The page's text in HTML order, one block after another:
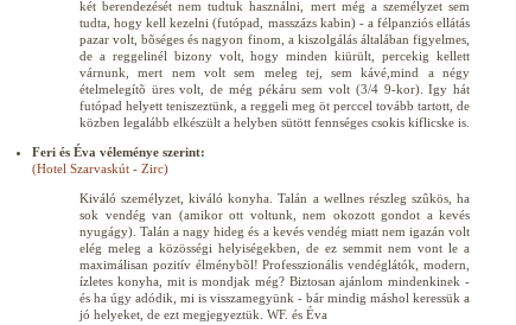
két berendezését nem tudtuk használni, mert még a személyzet sem
tudta, hogy kell kezelni (futópad, masszázs kabin) - a félpanziós ellátás
pazar volt, bõséges és nagyon finom, a kiszolgálás általában figyelmes,
de a reggelinél bizony volt, hogy minden kiürült, percekig kellett
várnunk, mert nem volt sem meleg tej, sem kávé,mind a négy
ételmelegítõ üres volt, de még pékáru sem volt (3/4 9-kor). Igy hát
futópad helyett teniszeztünk, a reggeli meg öt perccel tovább tartott, de
közben legalább elkészült a helyben sütött fennséges csokis kiflicske is.
Feri és Éva véleménye szerint:
(Hotel Szarvaskút - Zirc)
Kiváló személyzet, kiváló konyha. Talán a wellnes részleg szûkös, ha
sok vendég van (amikor ott voltunk, nem okozott gondot a kevés
nyugágy). Talán a nagy hideg és a kevés vendég miatt nem igazán volt
elég meleg a közösségi helyiségekben, de ez semmit nem vont le a
maximálisan pozitív élménybõl! Professzionális vendéglátók, modern,
ízletes konyha, mit is mondjak még? Biztosan ajánlom mindenkinek -
és ha úgy adódik, mi is visszamegyünk - bár mindig máshol keressük a
jó helyeket, de ezt megjegyeztük. WF. és Éva